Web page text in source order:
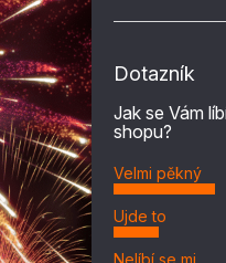
Dotazník
Jak se Vám
shopu?
Velmi pěkný
Ujde to
Nelíbí se mi